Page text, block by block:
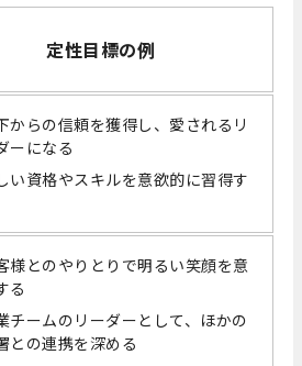
定性目標の例
からの信頼を獲得し、愛されるリ
ーになる
い資格やスキルを意欲的に習得す
様とのやりとりで明るい笑顔を意
る
チームのリーダーとして、ほかの
との連携を深める